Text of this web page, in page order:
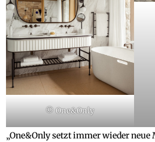
© One&Only
„One&Only setzt immer wieder neue